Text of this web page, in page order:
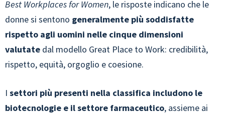
Best Workplaces for Women, le risposte indicano che le
donne si sentono generalmente più soddisfatte
rispetto agli uomini nelle cinque dimensioni
valutate dal modello Great Place to Work: credibilità,
rispetto, equità, orgoglio e coesione.
I settori più presenti nella classifica includono le
biotecnologie e il settore farmaceutico, assieme ai